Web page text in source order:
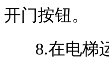
开门按钮。
8.在电梯